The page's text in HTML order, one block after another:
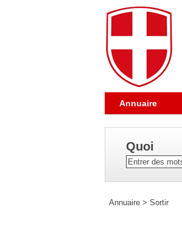
Annuaire
Quoi
Annuaire > Sortir